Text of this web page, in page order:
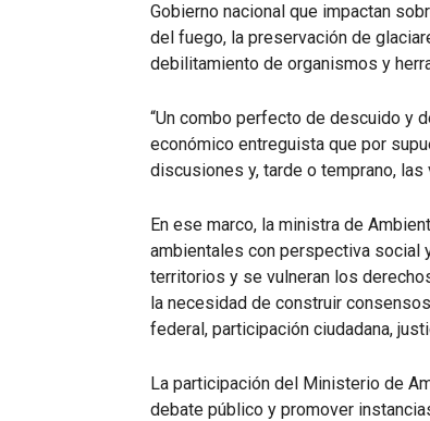
Gobierno nacional que impactan
del fuego, la preservación de
debilitamiento de organismos y
“Un combo perfecto de descuido y
económico entreguista que por
discusiones y, tarde o temprano, las
En ese marco, la ministra de
ambientales con perspectiva social
territorios y se vulneran los
la necesidad de construir
federal, participación ciudadana,
La participación del Ministerio de
debate público y promover